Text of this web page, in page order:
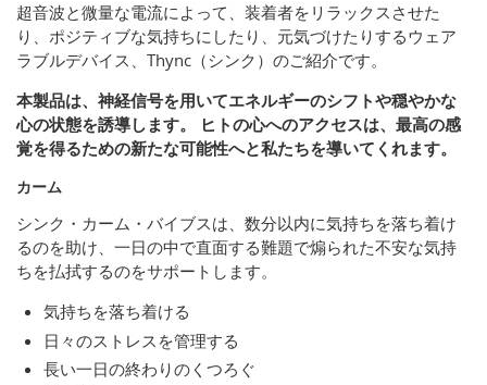
超音波と微量な電流によって、装着者をリラックスさせた
り、ポジティブな気持ちにしたり、元気づけたりするウェア
ラブルデバイス、Thync（シンク）のご紹介です。
本製品は、神経信号を用いてエネルギーのシフトや穏やかな
心の状態を誘導します。 ヒトの心へのアクセスは、最高の感
覚を得るための新たな可能性へと私たちを導いてくれます。
カーム
シンク・カーム・バイブスは、数分以内に気持ちを落ち着け
るのを助け、一日の中で直面する難題で煽られた不安な気持
ちを払拭するのをサポートします。
気持ちを落ち着ける
日々のストレスを管理する
長い一日の終わりのくつろぐ